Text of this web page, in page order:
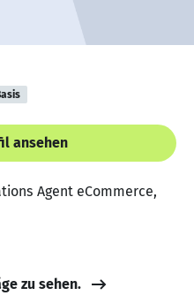
ansehen
Agent eCommerce,
zu sehen.